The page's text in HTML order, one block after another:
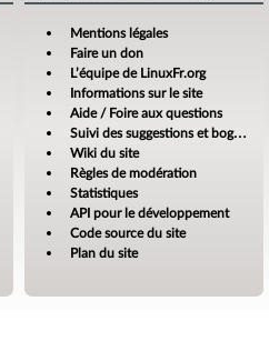
Mentions légales
Faire un don
L’équipe de LinuxFr.org
Informations sur le site
Aide / Foire aux questions
Suivi des suggestions et bogues
Wiki du site
Règles de modération
Statistiques
API pour le développement
Code source du site
Plan du site